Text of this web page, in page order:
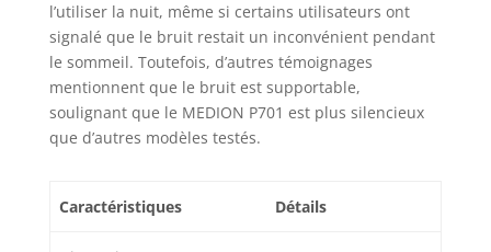
l’utiliser la nuit, même si certains utilisateurs ont
signalé que le bruit restait un inconvénient pendant
le sommeil. Toutefois, d’autres témoignages
mentionnent que le bruit est supportable,
soulignant que le MEDION P701 est plus silencieux
que d’autres modèles testés.
Caractéristiques Détails